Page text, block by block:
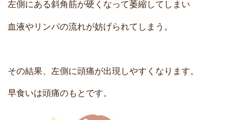
左側にある斜角筋が硬くなって萎縮してしまい
血液やリンパの流れが妨げられてしまう。
その結果、左側に頭痛が出現しやすくなります。
早食いは頭痛のもとです。